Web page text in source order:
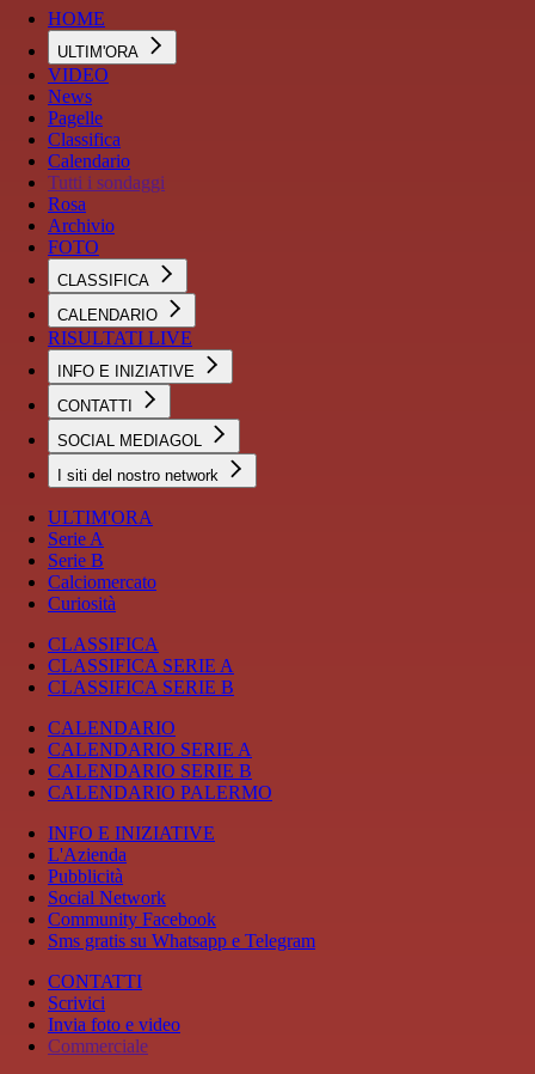
HOME
ULTIM'ORA
VIDEO
News
Pagelle
Classifica
Calendario
Tutti i sondaggi
Rosa
Archivio
FOTO
CLASSIFICA
CALENDARIO
RISULTATI LIVE
INFO E INIZIATIVE
CONTATTI
SOCIAL MEDIAGOL
I siti del nostro network
ULTIM'ORA
Serie A
Serie B
Calciomercato
Curiosità
CLASSIFICA
CLASSIFICA SERIE A
CLASSIFICA SERIE B
CALENDARIO
CALENDARIO SERIE A
CALENDARIO SERIE B
CALENDARIO PALERMO
INFO E INIZIATIVE
L'Azienda
Pubblicità
Social Network
Community Facebook
Sms gratis su Whatsapp e Telegram
CONTATTI
Scrivici
Invia foto e video
Commerciale